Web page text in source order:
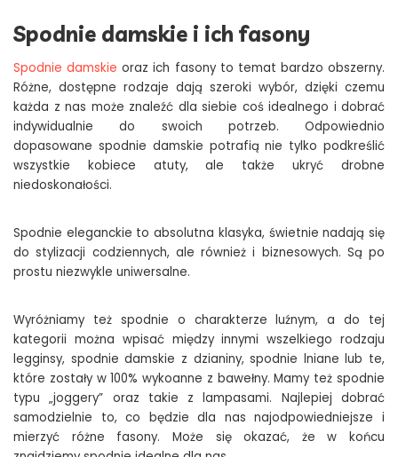
Spodnie damskie i ich fasony
Spodnie damskie oraz ich fasony to temat bardzo obszerny.
Różne, dostępne rodzaje dają szeroki wybór, dzięki czemu
każda z nas może znaleźć dla siebie coś idealnego i dobrać
indywidualnie do swoich potrzeb. Odpowiednio
dopasowane spodnie damskie potrafią nie tylko podkreślić
wszystkie kobiece atuty, ale także ukryć drobne
niedoskonałości.
Spodnie eleganckie to absolutna klasyka, świetnie nadają się
do stylizacji codziennych, ale również i biznesowych. Są po
prostu niezwykle uniwersalne.
Wyróżniamy też spodnie o charakterze luźnym, a do tej
kategorii można wpisać między innymi wszelkiego rodzaju
legginsy, spodnie damskie z dzianiny, spodnie lniane lub te,
które zostały w 100% wykoanne z bawełny. Mamy też spodnie
typu „joggery” oraz takie z lampasami. Najlepiej dobrać
samodzielnie to, co będzie dla nas najodpowiedniejsze i
mierzyć różne fasony. Może się okazać, że w końcu